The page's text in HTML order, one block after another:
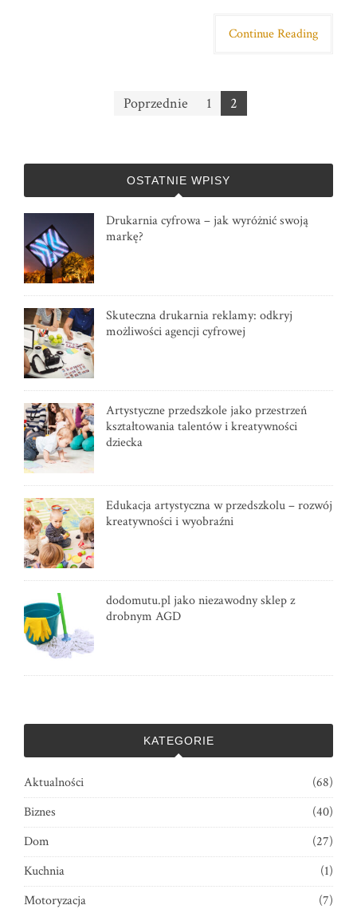
Continue Reading
Stronicowanie
Poprzednie 1 2
OSTATNIE WPISY
Drukarnia cyfrowa – jak wyróżnić swoją
markę?
Skuteczna drukarnia reklamy: odkryj
możliwości agencji cyfrowej
Artystyczne przedszkole jako przestrzeń
kształtowania talentów i kreatywności
dziecka
Edukacja artystyczna w przedszkolu – rozwój
kreatywności i wyobraźni
dodomutu.pl jako niezawodny sklep z
drobnym AGD
KATEGORIE
Aktualności
(68)
Biznes
(40)
Dom
(27)
Kuchnia
(1)
Motoryzacja
(7)